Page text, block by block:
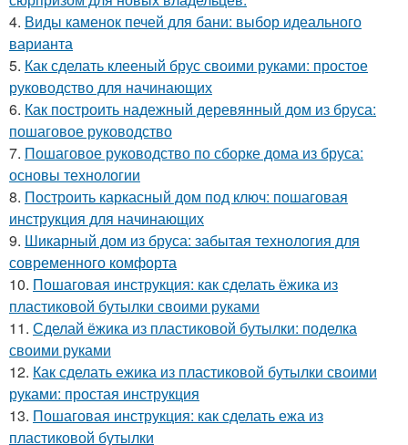
4. Виды каменок печей для бани: выбор идеального
варианта
5. Как сделать клееный брус своими руками: простое
руководство для начинающих
6. Как построить надежный деревянный дом из бруса:
пошаговое руководство
7. Пошаговое руководство по сборке дома из бруса:
основы технологии
8. Построить каркасный дом под ключ: пошаговая
инструкция для начинающих
9. Шикарный дом из бруса: забытая технология для
современного комфорта
10. Пошаговая инструкция: как сделать ёжика из
пластиковой бутылки своими руками
11. Сделай ёжика из пластиковой бутылки: поделка
своими руками
12. Как сделать ежика из пластиковой бутылки своими
руками: простая инструкция
13. Пошаговая инструкция: как сделать ежа из
пластиковой бутылки